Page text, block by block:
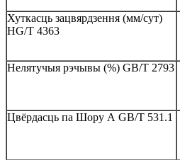
Хуткасць зацвярдзення (мм/сут)
HG/T 4363
Нелятучыя рэчывы (%) GB/T 2793
Цвёрдасць па Шору А GB/T 531.1